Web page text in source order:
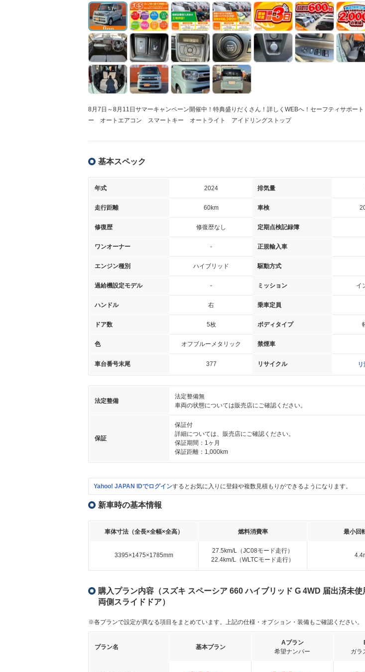
8月7日～8月11日サマーキャンペーン開催中！特典盛りだくさん！詳しくWEBへ！セーフティサポー
ー オートエアコン スマートキー オートライト アイドリングストップ
基本スペック
年式 2024 排気量
走行距離 60km 車検
修復歴 修復歴なし 定期点検記録簿
ワンオーナー - 正規輸入車
エンジン種別 ハイブリッド 駆動方式
過給機設定モデル - ミッション イ
ハンドル 右 乗車定員
ドア数 5枚 ボディタイプ
色 オフブルーメタリック 禁煙車
車台番号末尾 377 リサイクル
法定整備
法定整備無
車両の状態については販売店にご確認ください。
保証
保証付
詳細については、販売店にご確認ください。
保証期間：1ヶ月
保証距離：1,000km
Yahoo! JAPAN IDでログインするとお気に入りに登録や複数見積もりができるようになります。
新車時の基本情報
車体寸法（全長×全幅×全高） 燃料消費率 最小回
3395×1475×1785mm
27.5km/L（JC08モード走行）
22.4km/L（WLTCモード走行）
購入プラン内容（スズキ スペーシア 660 ハイブリッド G 4WD 届出済
両側スライドドア）
※各プランで設定が異なる項目をまとめています。上記の仕様・オプション・装備もご確認ください。
プラン名 基本プラン
Aプラン
希望ナンバー
ガラ